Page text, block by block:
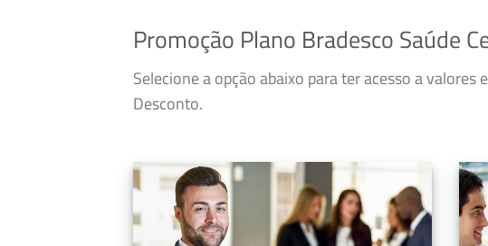
Promoção Plano Bradesco Saúde
Selecione a opção abaixo para ter acesso a
Desconto.